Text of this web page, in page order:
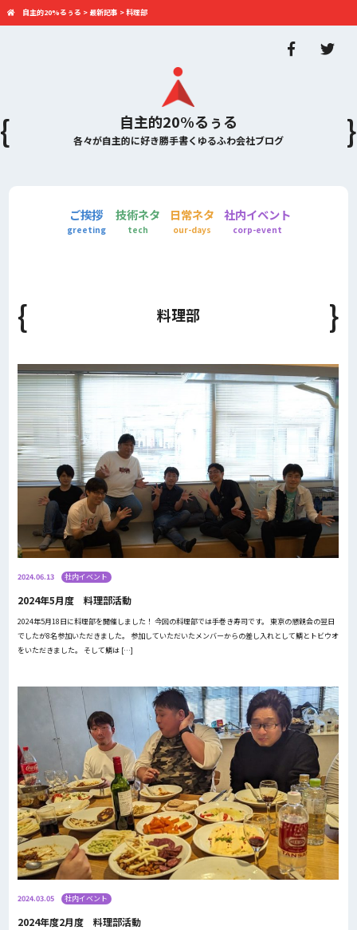
自主的20%るぅる
各々が自主的に好き勝手書くゆるふわ会社ブログ
自主的20%るぅる > 最新記事 >料理部
ご挨拶
greeting
技術ネタ
tech
日常ネタ
our-days
社内イベント
corp-event
料理部
2024.06.13 社内イベント
2024年5月度 料理部活動
2024年5月18日に料理部を開催しました！ 今回の料理部では手巻き寿司です。 東京の懇親会の翌日
でしたが8名参加いただきました。 参加していただいたメンバーからの差し入れとして鯛とトビウオ
をいただきました。 そして鯛は […]
2024.03.05 社内イベント
2024年度2月度 料理部活動